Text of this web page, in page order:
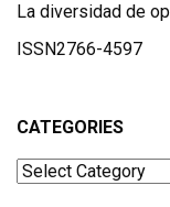
La diversidad de
ISSN2766-4597
CATEGORIES
Categories